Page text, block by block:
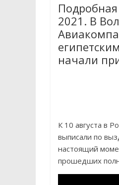
Подробная
2021. В
начали
К 10 августа в
выписали по
настоящий
прошедших